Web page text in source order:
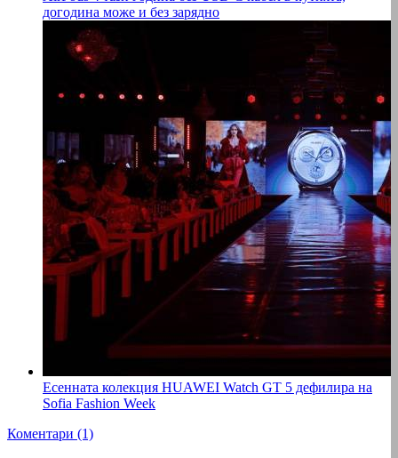
догодина може и без зарядно
Есенната колекция HUAWEI Watch GT 5 дефилира на
Sofia Fashion Week
Коментари (1)